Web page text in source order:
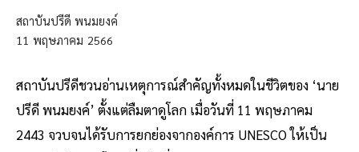
สถาบันปรีดี พนมยงค์
11 พฤษภาคม 2566
สถาบันปรีดีชวนอ่านเหตุการณ์สำคัญทั้งหมดในชีวิตของ ‘นาย
ปรีดี พนมยงค์’ ตั้งแต่ลืมตาดูโลก เมื่อวันที่ 11 พฤษภาคม
2443 จวบจนได้รับการยกย่องจากองค์การ UNESCO ให้เป็น